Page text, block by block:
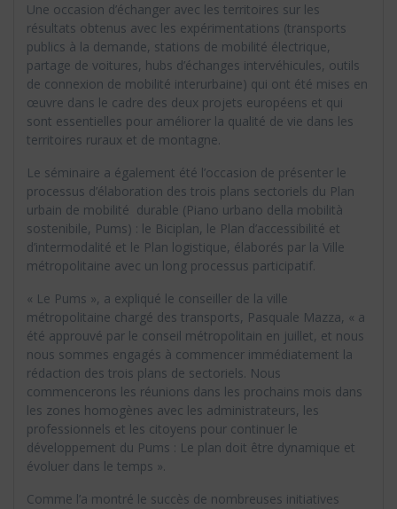
Une occasion d’échanger avec les territoires sur les
résultats obtenus avec les expérimentations (transports
publics à la demande, stations de mobilité électrique,
partage de voitures, hubs d’échanges intervéhicules, outils
de connexion de mobilité interurbaine) qui ont été mises en
œuvre dans le cadre des deux projets européens et qui
sont essentielles pour améliorer la qualité de vie dans les
territoires ruraux et de montagne.
Le séminaire a également été l’occasion de présenter le
processus d’élaboration des trois plans sectoriels du Plan
urbain de mobilité durable (Piano urbano della mobilità
sostenibile, Pums) : le Biciplan, le Plan d’accessibilité et
d’intermodalité et le Plan logistique, élaborés par la Ville
métropolitaine avec un long processus participatif.
« Le Pums », a expliqué le conseiller de la ville
métropolitaine chargé des transports, Pasquale Mazza, « a
été approuvé par le conseil métropolitain en juillet, et nous
nous sommes engagés à commencer immédiatement la
rédaction des trois plans de sectoriels. Nous
commencerons les réunions dans les prochains mois dans
les zones homogènes avec les administrateurs, les
professionnels et les citoyens pour continuer le
développement du Pums : Le plan doit être dynamique et
évoluer dans le temps ».
Comme l’a montré le succès de nombreuses initiatives